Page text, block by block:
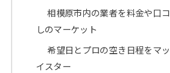
相模原市内の業者を料金や口
しのマーケット
希望日とプロの空き日程をマ
イスター